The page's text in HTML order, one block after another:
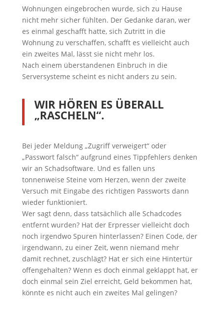
Wohnungen eingebrochen wurde, sich zu Hause
nicht mehr sicher fühlten. Der Gedanke daran, wer
es einmal geschafft hatte, sich Zutritt in die
Wohnung zu verschaffen, schafft es vielleicht auch
ein zweites Mal, lässt sie nicht mehr los.
Nach einem überstandenen Einbruch in die
Serversysteme scheint es nicht anders zu sein.
WIR HÖREN ES ÜBERALL
„RASCHELN“.
Bei jeder Meldung „Zugriff verweigert“ oder
„Passwort falsch“ aufgrund eines Tippfehlers denken
wir an Schadsoftware. Und es fallen uns
tonnenweise Steine vom Herzen, wenn der zweite
Versuch mit Eingabe des richtigen Passworts dann
wieder funktioniert.
Wer sagt denn, dass tatsächlich alle Schadcodes
entfernt wurden? Hat der Erpresser vielleicht doch
noch irgendwo Spuren hinterlassen? Einen Code, der
irgendwann, zu einer Zeit, wenn niemand mehr
damit rechnet, zuschlägt? Hat er sich eine Hintertür
offengehalten? Wenn es doch einmal geklappt hat, er
doch einmal sein Ziel erreicht, Geld bekommen hat,
könnte es nicht auch ein zweites Mal gelingen?